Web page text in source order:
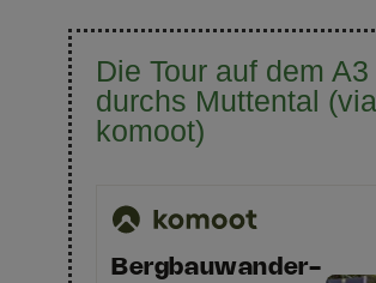
Die Tour auf dem A3
durchs Muttental (via
komoot)